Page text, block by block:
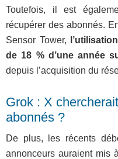
Toutefois, il est
récupérer des abonnés.
Sensor Tower,
de 18 % d’une année
depuis l’acquisition du
Grok : X
abonnés ?
De plus, les récents
annonceurs auraient mis